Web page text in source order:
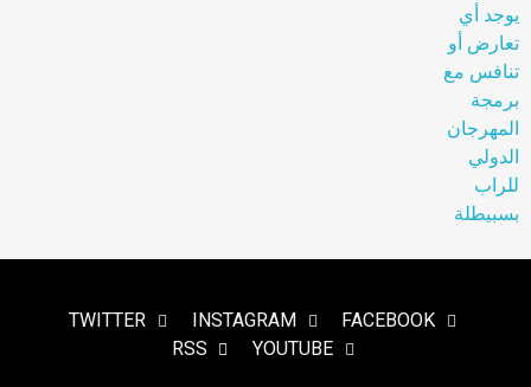
FACEBOOK
INSTAGRAM
TWITTER
YOUTUBE
RSS